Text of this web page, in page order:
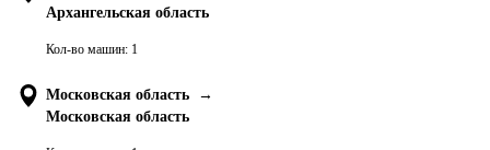
Архангельская область
Кол-во машин: 1
Московская область
→
Московская область